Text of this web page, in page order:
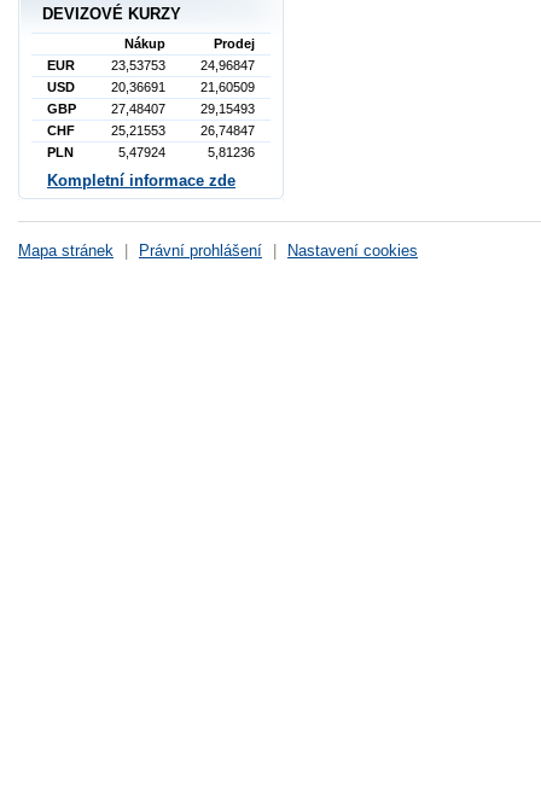
DEVIZOVÉ KURZY
Nákup
Prodej
EUR
23,53753
24,96847
USD
20,36691
21,60509
GBP
27,48407
29,15493
CHF
25,21553
26,74847
PLN
5,47924 5,81236
Kompletní informace zde
Mapa stránek Právní prohlášení Nastavení cookies